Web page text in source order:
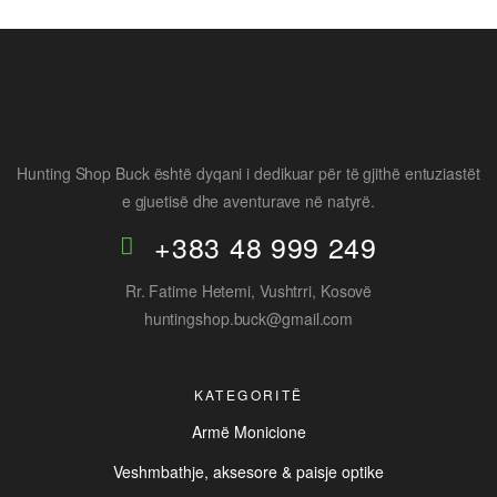
Hunting Shop Buck është dyqani i dedikuar për të gjithë entuziastët
e gjuetisë dhe aventurave në natyrë.
+383 48 999 249
Rr. Fatime Hetemi, Vushtrri, Kosovë
huntingshop.buck@gmail.com
KATEGORITË
Armë Monicione
Veshmbathje, aksesore & paisje optike